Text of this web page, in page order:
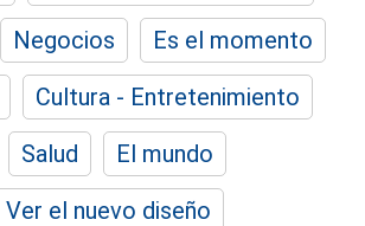
Negocios
Es el momento
Cultura - Entretenimiento
Salud
El mundo
Ver el nuevo diseño